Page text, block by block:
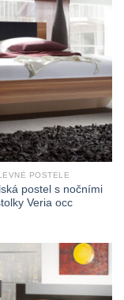
POSTELE
postel s nočními
Veria occ